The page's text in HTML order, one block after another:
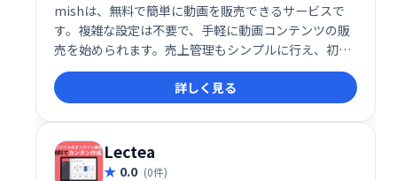
mishは、無料で簡単に動画を販売できるサービスで
す。複雑な設定は不要で、手軽に動画コンテンツの販
売を始められます。売上管理もシンプルに行え、初心
者でも安心して利用できます。動画販売で収益化を目
指したい方におすすめです。
詳しく見る
Lectea
0.0 (0件)